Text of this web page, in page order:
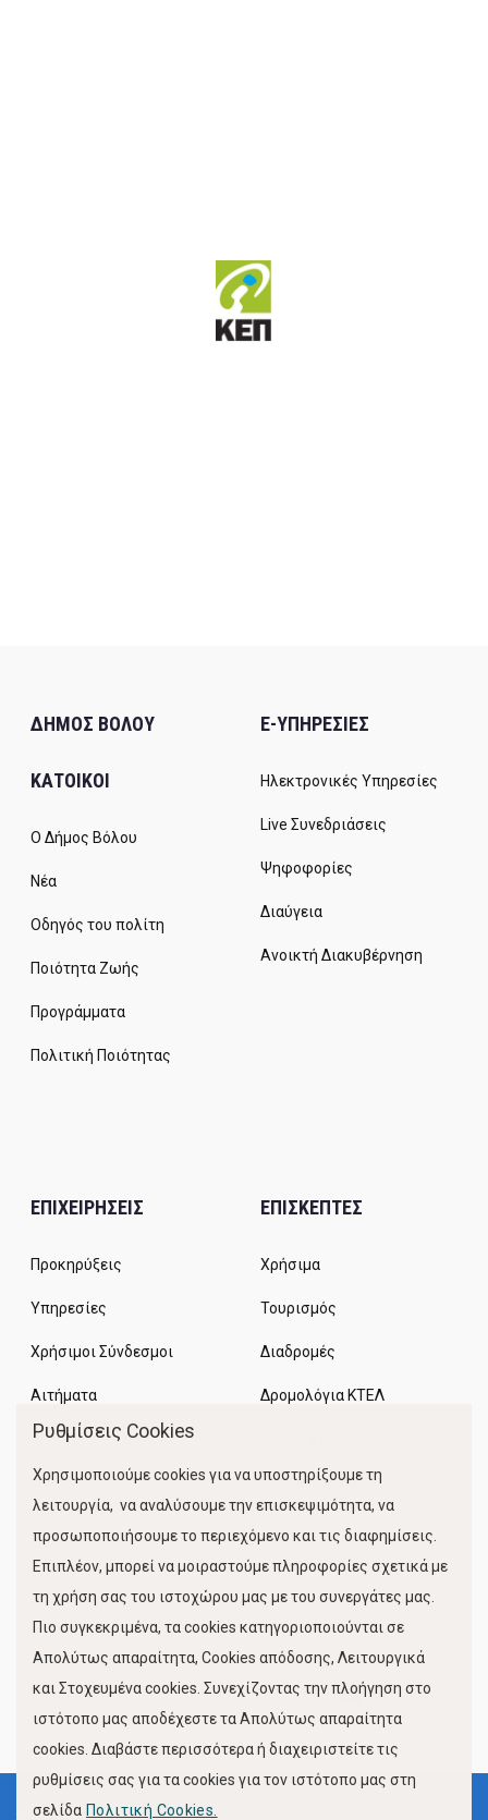
ΔΗΜΟΣ ΒΟΛΟΥ
ΚΑΤΟΙΚΟΙ
Ο Δήμος Βόλου
Νέα
Οδηγός του πολίτη
Ποιότητα Ζωής
Προγράμματα
Πολιτική Ποιότητας
E-ΥΠΗΡΕΣΙΕΣ
Ηλεκτρονικές Υπηρεσίες
Live Συνεδριάσεις
Ψηφοφορίες
Διαύγεια
Ανοικτή Διακυβέρνηση
ΕΠΙΧΕΙΡΗΣΕΙΣ
Προκηρύξεις
Υπηρεσίες
Χρήσιμοι Σύνδεσμοι
Αιτήματα
ΕΠΙΣΚΕΠΤΕΣ
Χρήσιμα
Τουρισμός
Διαδρομές
Δρομολόγια ΚΤΕΛ
Κίνηση Λιμένος
FOLLOW US
Ρυθμίσεις Cookies
Χρησιμοποιούμε cookies για να υποστηρίξουμε τη
λειτουργία, να αναλύσουμε την επισκεψιμότητα, να
προσωποποιήσουμε το περιεχόμενο και τις διαφημίσεις.
Επιπλέον, μπορεί να μοιραστούμε πληροφορίες σχετικά με
τη χρήση σας του ιστοχώρου μας με του συνεργάτες μας.
Πιο συγκεκριμένα, τα cookies κατηγοριοποιούνται σε
Απολύτως απαραίτητα, Cookies απόδοσης, Λειτουργικά
και Στοχευμένα cookies. Συνεχίζοντας την πλοήγηση στο
ιστότοπο μας αποδέχεστε τα Απολύτως απαραίτητα
cookies. Διαβάστε περισσότερα ή διαχειριστείτε τις
ρυθμίσεις σας για τα cookies για τον ιστότοπο μας στη
σελίδα Πολιτική Cookies.